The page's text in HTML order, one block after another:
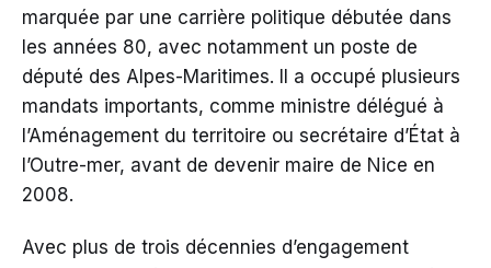
marquée par une carrière politique débutée dans
les années 80, avec notamment un poste de
député des Alpes-Maritimes. Il a occupé plusieurs
mandats importants, comme ministre délégué à
l’Aménagement du territoire ou secrétaire d’État à
l’Outre-mer, avant de devenir maire de Nice en
2008.
Avec plus de trois décennies d’engagement